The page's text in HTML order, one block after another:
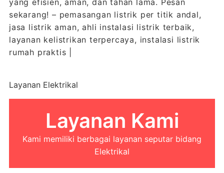
yang efisien, aman, dan tahan lama. Pesan
sekarang! – pemasangan listrik per titik andal,
jasa listrik aman, ahli instalasi listrik terbaik,
layanan kelistrikan terpercaya, instalasi listrik
rumah praktis |
Layanan Elektrikal
Layanan Kami
Kami memiliki berbagai layanan seputar bidang
Elektrikal